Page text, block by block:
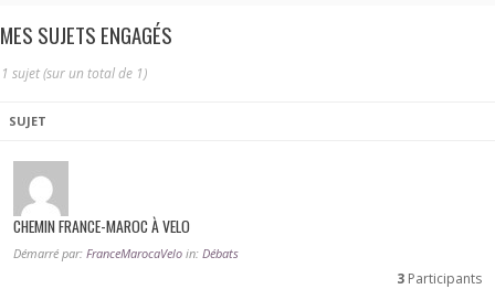
MES SUJETS ENGAGÉS
1 sujet (sur un total de 1)
SUJET
CHEMIN FRANCE-MAROC À VELO
Démarré par: FranceMarocaVelo in: Débats
3 Participants